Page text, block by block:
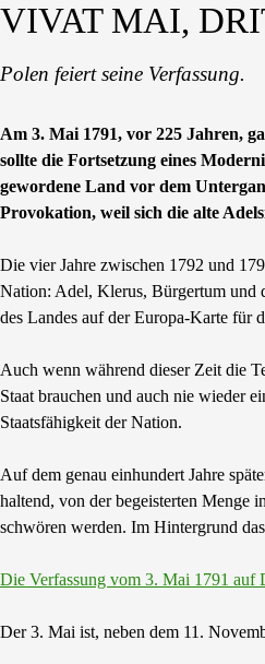
VIVAT MAI,
Polen feiert seine Verfassung.
Am 3. Mai 1791, vor 225 Jahren,
sollte die Fortsetzung eines
gewordene Land vor dem
Provokation, weil sich die alte
Die vier Jahre zwischen 1792 und
Nation: Adel, Klerus, Bürgertum und
des Landes auf der Europa-Karte für
Auch wenn während dieser Zeit die
Staat brauchen und auch nie wieder
Staatsfähigkeit der Nation.
Auf dem genau einhundert Jahre
haltend, von der begeisterten Menge
schwören werden. Im Hintergrund
Die Verfassung vom 3. Mai 1791 auf
Der 3. Mai ist, neben dem 11.